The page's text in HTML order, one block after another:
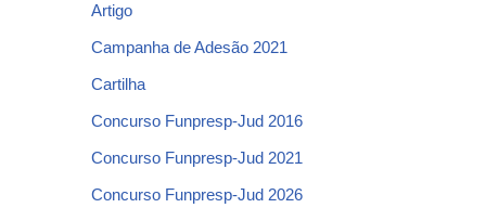
Artigo
Campanha de Adesão 2021
Cartilha
Concurso Funpresp-Jud 2016
Concurso Funpresp-Jud 2021
Concurso Funpresp-Jud 2026